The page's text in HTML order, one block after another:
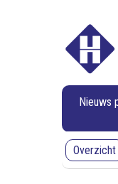
Nieuws
Overzicht